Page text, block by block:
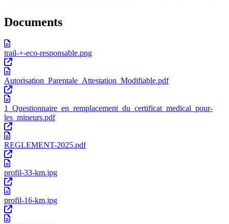
Documents
trail-+-eco-responsable.png
Autorisation_Parentale_Attestation_Modifiable.pdf
1_Questionnaire_en_remplacement_du_certificat_medical_pour-
les_mineurs.pdf
REGLEMENT-2025.pdf
profil-33-km.jpg
profil-16-km.jpg